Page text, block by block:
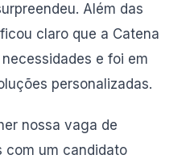
Além das
claro que a Catena
e foi em
personalizadas.
nossa vaga de
com um candidato